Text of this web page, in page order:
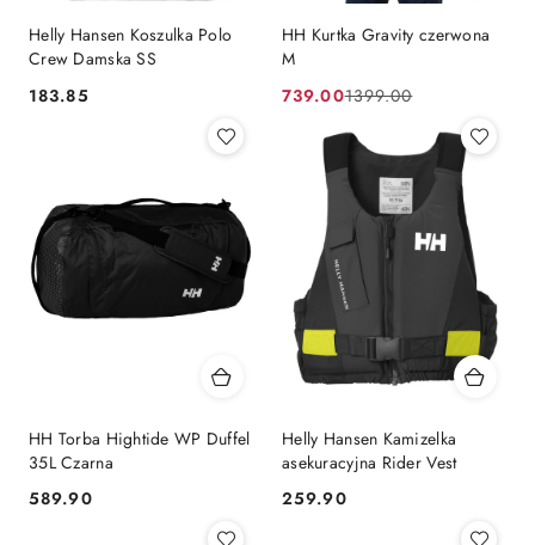
Helly Hansen Koszulka Polo
Crew Damska SS
Cena:
183.85
HH Kurtka Gravity czerwona
M
Cena
promocyjna:
739.00
Cena
przed
promocją:
1399.00
HH Torba Hightide WP Duffel
35L Czarna
Cena:
589.90
Helly Hansen Kamizelka
asekuracyjna Rider Vest
Cena:
259.90